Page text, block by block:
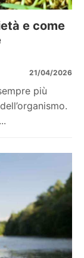
e come
21/04/2026
più